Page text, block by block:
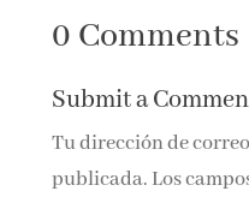
escritos por
0 Comments
Submit a
Tu dirección de
publicada. Los